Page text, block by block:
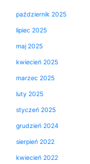
październik 2025
lipiec 2025
maj 2025
kwiecień 2025
marzec 2025
luty 2025
styczeń 2025
grudzień 2024
sierpień 2022
kwiecień 2022